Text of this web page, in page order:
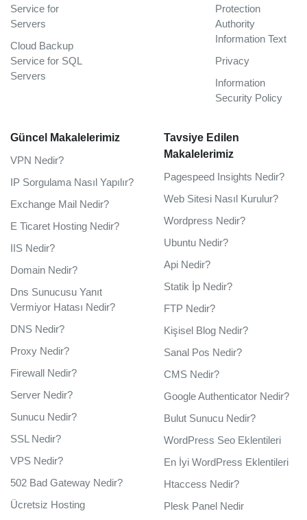
Service for
Servers
Cloud Backup
Service for SQL
Servers
Protection
Authority
Information Text
Privacy
Information
Security Policy
Güncel Makalelerimiz
VPN Nedir?
IP Sorgulama Nasıl Yapılır?
Exchange Mail Nedir?
E Ticaret Hosting Nedir?
IIS Nedir?
Domain Nedir?
Dns Sunucusu Yanıt
Vermiyor Hatası Nedir?
DNS Nedir?
Proxy Nedir?
Firewall Nedir?
Server Nedir?
Sunucu Nedir?
SSL Nedir?
VPS Nedir?
502 Bad Gateway Nedir?
Ücretsiz Hosting
Tavsiye Edilen
Makalelerimiz
Pagespeed Insights Nedir?
Web Sitesi Nasıl Kurulur?
Wordpress Nedir?
Ubuntu Nedir?
Api Nedir?
Statik İp Nedir?
FTP Nedir?
Kişisel Blog Nedir?
Sanal Pos Nedir?
CMS Nedir?
Google Authenticator Nedir?
Bulut Sunucu Nedir?
WordPress Seo Eklentileri
En İyi WordPress Eklentileri
Htaccess Nedir?
Plesk Panel Nedir